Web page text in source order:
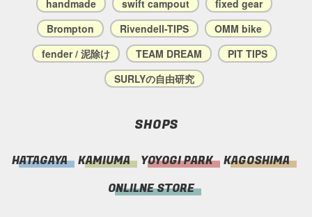
handmade
swift campout
fixed gear
Brompton
Rivendell-TIPS
OMM bike
fender / 泥除け
TEAM DREAM
PIT TIPS
SURLYの自由研究
SHOPS
HATAGAYA KAMIUMA YOYOGI PARK
KAGOSHIMA
ONLILNE STORE